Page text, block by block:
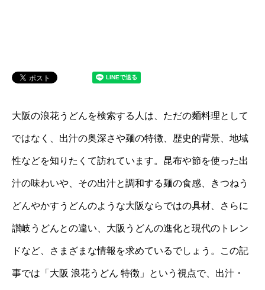
大阪の浪花うどんを検索する人は、ただの麺料理として
ではなく、出汁の奥深さや麺の特徴、歴史的背景、地域
性などを知りたくて訪れています。昆布や節を使った出
汁の味わいや、その出汁と調和する麺の食感、きつねう
どんやかすうどんのような大阪ならではの具材、さらに
讃岐うどんとの違い、大阪うどんの進化と現代のトレン
ドなど、さまざまな情報を求めているでしょう。この記
事では「大阪 浪花うどん 特徴」という視点で、出汁・